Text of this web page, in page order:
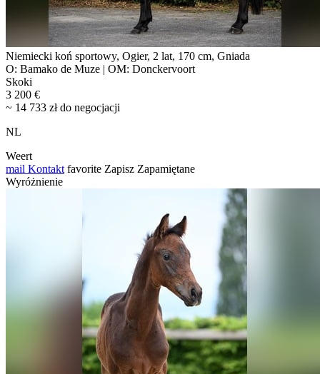
Niemiecki koń sportowy, Ogier, 2 lat, 170 cm, Gniada
O: Bamako de Muze | OM: Donckervoort
Skoki
3 200 €
~ 14 733 zł do negocjacji
NL
Weert
mail Kontakt favorite Zapisz Zapamiętane
Wyróżnienie